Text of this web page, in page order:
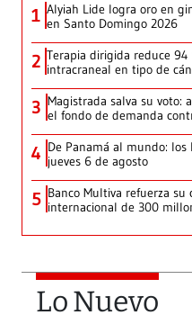
1 Alyiah Lide logra oro en
en Santo Domingo 2026
2 Terapia dirigida reduce
intracraneal en tipo de
3 Magistrada salva su voto:
el fondo de demanda
4 De Panamá al mundo:
jueves 6 de agosto
5 Banco Multiva refuerza
internacional de 300
Lo Nuevo